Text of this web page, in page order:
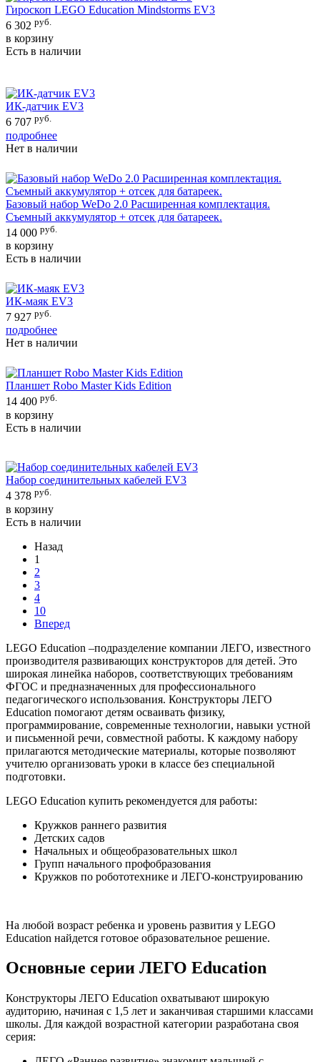
Гироскоп LEGO Education Mindstorms EV3
6 302 руб.
в корзину
Есть в наличии
ИК-датчик EV3
6 707 руб.
подробнее
Нет в наличии
Базовый набор WeDo 2.0 Расширенная комплектация.
Съемный аккумулятор + отсек для батареек.
14 000 руб.
в корзину
Есть в наличии
ИК-маяк EV3
7 927 руб.
подробнее
Нет в наличии
Планшет Robo Master Kids Edition
14 400 руб.
в корзину
Есть в наличии
Набор соединительных кабелей EV3
4 378 руб.
в корзину
Есть в наличии
Назад
1
2
3
4
10
Вперед
LEGO Education –подразделение компании ЛЕГО, известного
производителя развивающих конструкторов для детей. Это
широкая линейка наборов, соответствующих требованиям
ФГОС и предназначенных для профессионального
педагогического использования. Конструкторы ЛЕГО
Education помогают детям осваивать физику,
программирование, современные технологии, навыки устной
и письменной речи, совместной работы. К каждому набору
прилагаются методические материалы, которые позволяют
учителю организовать уроки в классе без специальной
подготовки.
LEGO Education купить рекомендуется для работы:
Кружков раннего развития
Детских садов
Начальных и общеобразовательных школ
Групп начального профобразования
Кружков по робототехнике и ЛЕГО-конструированию
На любой возраст ребенка и уровень развития у LEGO
Education найдется готовое образовательное решение.
Основные серии ЛЕГО Education
Конструкторы ЛЕГО Education охватывают широкую
аудиторию, начиная с 1,5 лет и заканчивая старшими классами
школы. Для каждой возрастной категории разработана своя
серия: